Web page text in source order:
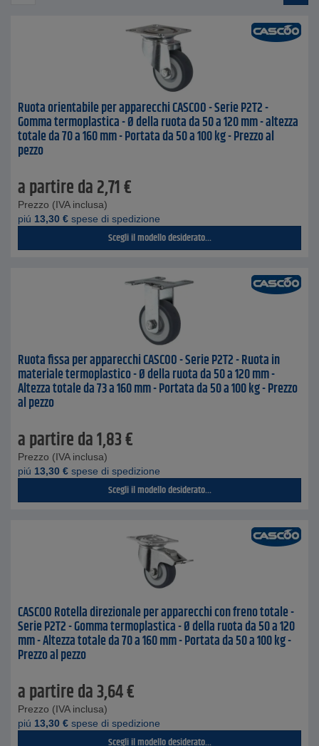
Ruota orientabile per apparecchi CASCOO - Serie P2T2 -
Gomma termoplastica - Ø della ruota da 50 a 120 mm - altezza
totale da 70 a 160 mm - Portata da 50 a 100 kg - Prezzo al
pezzo
a partire da2,71€
Prezzo (IVA inclusa)
piú 13,30 € spese di spedizione
Scegli il modello desiderato...
Ruota fissa per apparecchi CASCOO - Serie P2T2 - Ruota in
materiale termoplastico - Ø della ruota da 50 a 120 mm -
Altezza totale da 73 a 160 mm - Portata da 50 a 100 kg - Prezzo
al pezzo
a partire da1,83€
Prezzo (IVA inclusa)
piú 13,30 € spese di spedizione
Scegli il modello desiderato...
CASCOO Rotella direzionale per apparecchi con freno totale -
Serie P2T2 - Gomma termoplastica - Ø della ruota da 50 a 120
mm - Altezza totale da 70 a 160 mm - Portata da 50 a 100 kg -
Prezzo al pezzo
a partire da3,64€
Prezzo (IVA inclusa)
piú 13,30 € spese di spedizione
Scegli il modello desiderato...